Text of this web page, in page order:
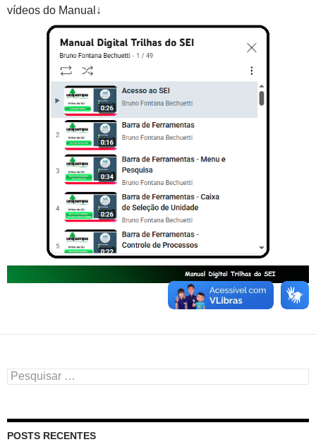
vídeos do Manual↓
Pesquisar
por:
POSTS RECENTES